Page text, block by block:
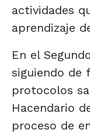
actividades
aprendizaje
En el
siguiendo de
protocolos
Hacendario
proceso de